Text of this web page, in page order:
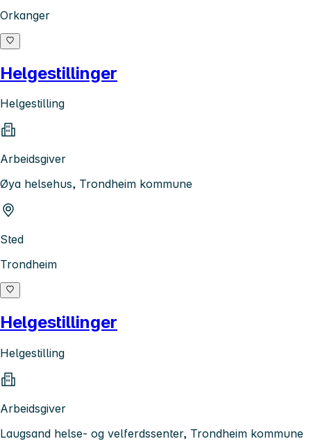
Orkanger
Helgestillinger
Helgestilling
Arbeidsgiver
Øya helsehus, Trondheim kommune
Sted
Trondheim
Helgestillinger
Helgestilling
Arbeidsgiver
Laugsand helse- og velferdssenter, Trondheim kommune